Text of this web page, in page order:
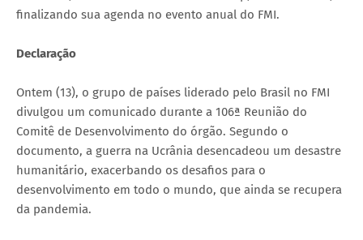
finalizando sua agenda no evento anual do FMI.
Declaração
Ontem (13), o grupo de países liderado pelo Brasil no FMI
divulgou um comunicado durante a 106ª Reunião do
Comitê de Desenvolvimento do órgão. Segundo o
documento, a guerra na Ucrânia desencadeou um desastre
humanitário, exacerbando os desafios para o
desenvolvimento em todo o mundo, que ainda se recupera
da pandemia.